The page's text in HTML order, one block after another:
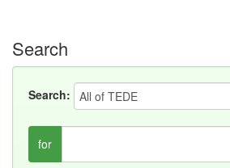
Search
Search:
for